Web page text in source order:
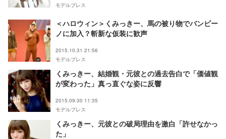
モデルプレス
＜ハロウィン＞くみっきー、馬の被り物でバンビー
ノに加入？斬新な仮装に歓声
2015.10.31 21:56
モデルプレス
くみっきー、結婚観・元彼との過去告白で「価値観
が変わった」真っ直ぐな姿に反響
2015.09.30 11:35
モデルプレス
くみっきー、元彼との破局理由を激白「許せなかっ
た」